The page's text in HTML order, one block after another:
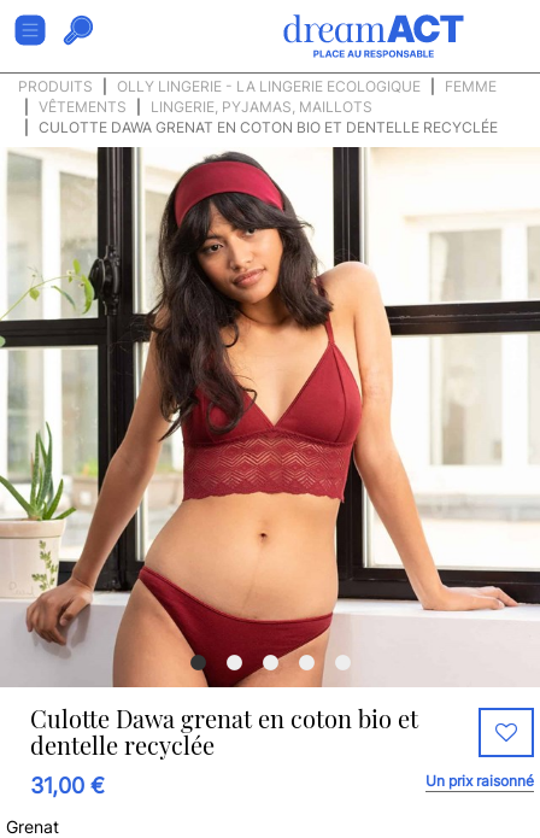
PRODUITS OLLY LINGERIE - LA LINGERIE ECOLOGIQUE
FEMME
VÊTEMENTS
LINGERIE, PYJAMAS, MAILLOTS
CULOTTE DAWA GRENAT EN COTON BIO ET DENTELLE RECYCLÉE
Culotte Dawa grenat en coton bio et
dentelle recyclée
31,00 € Un prix raisonné
Grenat